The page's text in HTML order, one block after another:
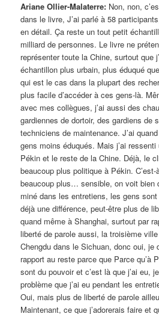
Ariane Ollier-Malaterre: Non, non,
dans le livre, J’ai parlé à 58
en détail. Ça reste un tout petit
milliard de personnes. Le livre ne
représenter toute la Chine, surtout que
échantillon plus urbain, plus éduqué
qui est le cas dans la plupart des
plus facile d’accéder à ces gens-là.
avec mes collègues, j’ai aussi des
gardiennes de dortoir, des gardiens de
techniciens de maintenance. J’ai
gens moins éduqués. Mais j’ai
Pékin et le reste de la Chine. Déjà, le
beaucoup plus politique à Pékin.
beaucoup plus… sensible, on voit bien
miné dans les entretiens, les gens
déjà une différence, peut-être plus de
quand même à Shanghai, surtout par
liberté de parole aussi, la troisième ville
Chengdu dans le Sichuan, donc oui, je
rapport au reste parce que Parce qu’à
sont du pouvoir et c’est là que j’ai eu,
problème que j’ai eu pendant les
Oui, mais plus de liberté de parole
Maintenant, ce que j’adorerais faire et